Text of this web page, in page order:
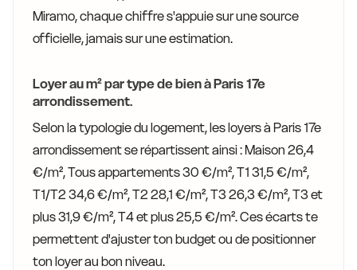
Miramo, chaque chiffre s'appuie sur une source
officielle, jamais sur une estimation.
Loyer au m² par type de bien à Paris 17e
arrondissement.
Selon la typologie du logement, les loyers à Paris 17e
arrondissement se répartissent ainsi : Maison 26,4
€/m², Tous appartements 30 €/m², T1 31,5 €/m²,
T1/T2 34,6 €/m², T2 28,1 €/m², T3 26,3 €/m², T3 et
plus 31,9 €/m², T4 et plus 25,5 €/m². Ces écarts te
permettent d'ajuster ton budget ou de positionner
ton loyer au bon niveau.